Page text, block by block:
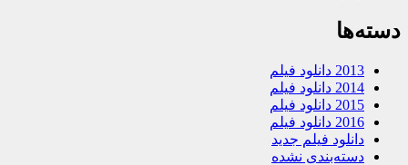
دسته‌ها
2013 دانلود فیلم
2014 دانلود فیلم
2015 دانلود فیلم
2016 دانلود فیلم
دانلود فیلم جدید
دسته‌بندی نشده